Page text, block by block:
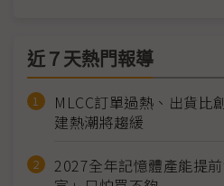
近７天熱門報導
MLCC訂單過熱、出貨
建熱潮將趨緩
2027全年記憶體產能提